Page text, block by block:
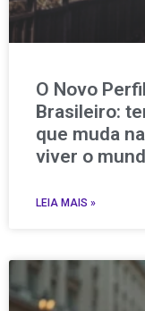
O Novo
Brasileiro:
que muda
viver o
LEIA MAIS »